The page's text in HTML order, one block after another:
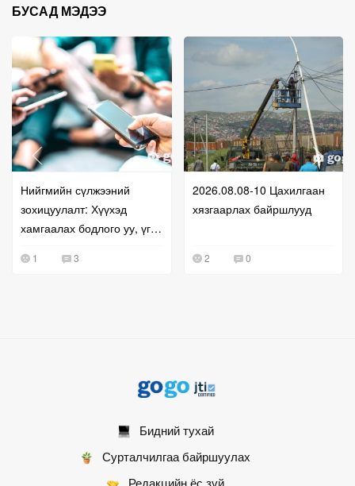
БУСАД МЭДЭЭ
Нийгмийн сүлжээний
зохицуулалт: Хүүхэд
хамгаалах бодлого уу, үг
оролдлого уу?
1 3
2026.08.08-10 Цахилгаан
хязгаарлах байршлууд
2 0
Бидний тухай
Сурталчилгаа байршуулах
Редакцийн ёс зүй